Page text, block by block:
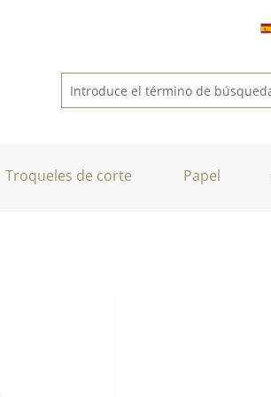
Troqueles de corte Papel